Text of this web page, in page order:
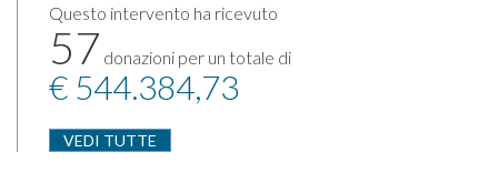
Questo intervento ha ricevuto
57 donazioni per un totale di
€ 544.384,73
VEDI TUTTE